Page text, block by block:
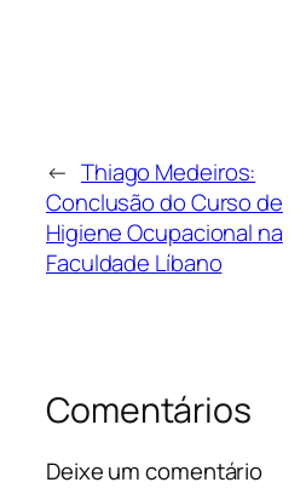
← Thiago Medeiros:
Conclusão do Curso de
Higiene Ocupacional na
Faculdade Líbano
Comentários
Deixe um comentário